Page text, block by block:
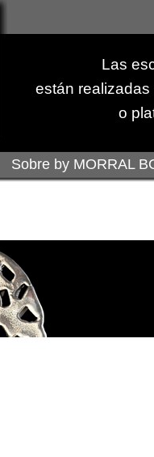
Las
están
o
Sobre by MORRAL